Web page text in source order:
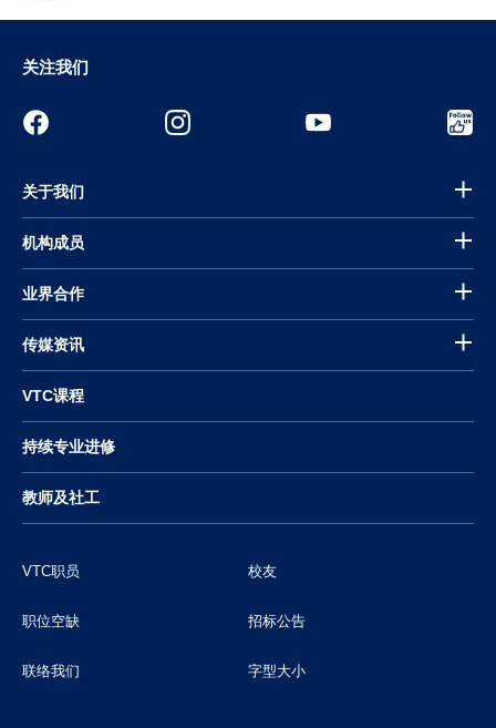
关注我们
关于我们
机构成员
业界合作
传媒资讯
VTC课程
持续专业进修
教师及社工
VTC职员 校友
职位空缺 招标公告
联络我们 字型大小